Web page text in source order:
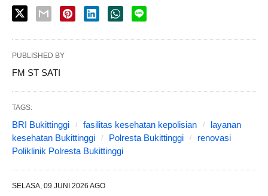
PUBLISHED BY
FM ST SATI
TAGS:
BRI Bukittinggi fasilitas kesehatan kepolisian
layanan
kesehatan Bukittinggi
Polresta Bukittinggi
renovasi
Poliklinik Polresta Bukittinggi
SELASA, 09 JUNI 2026 AGO